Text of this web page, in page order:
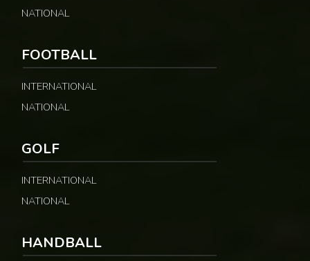
NATIONAL
FOOTBALL
INTERNATIONAL
NATIONAL
GOLF
INTERNATIONAL
NATIONAL
HANDBALL